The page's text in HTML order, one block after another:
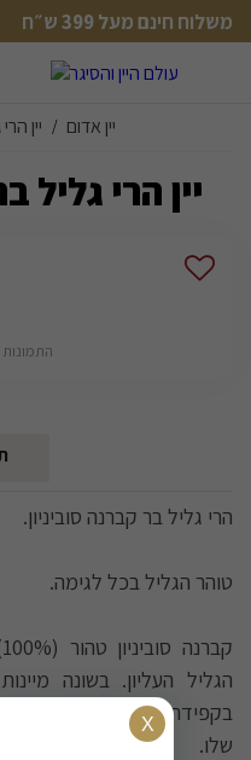
משלוח חינם מעל 399 ש״ח
משלוח חינם מעל 399 ש״ח
יין אדום / יין
יין הרי גליל
הרי גליל בר קברנה סוביניון.
טוהר הגליל בכל לגימה.
הגליל העליון. בשונה
בקפידה במכלי נירוסטה
שלו.